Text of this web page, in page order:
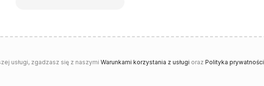
usługi, zgadzasz się z naszymi Warunkami korzystania z usługi oraz Polityka prywatności